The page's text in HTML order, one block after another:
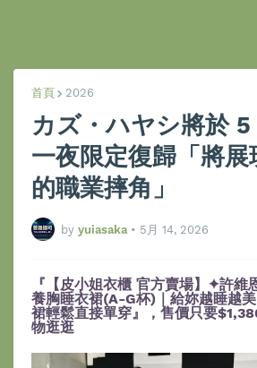
首頁 2026
カズ・ハヤシ將於
一夜限定復歸「將
的職業摔角」
by yuiasaka • 5月 14, 2026
『【皮小姐衣櫃 官方賣場】✦許
養胸睡衣裙(A-G杯)｜給妳越睡越
裙輕鬆直接單穿』，售價只要
物逛逛